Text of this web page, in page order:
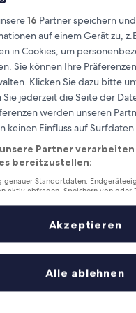
8,5 km von Pi County East-
8,8/10 —
Chengdu High-Tech Center
Pidu, 8,4 km von Pi
7,4/10 — Gut.
Unterkünfte
Preis
East-Station
Plaza Royale Palace
16 Partner speichern
auf einem Gerät zu,
in Cookies, um
Sie können Ihre
Klicken Sie dazu bitte
Sie jederzeit die Seite der
werden unseren
keinen Einfluss auf Surfdaten.
Partner verarbeiten
bereitzustellen:
genauer Standortdaten.
aktiv abfragen. Speichern von oder
von Werbeleistung und der
sowie Entwicklung und
(Lieferanten)
Alle ablehnen
Akzeptieren